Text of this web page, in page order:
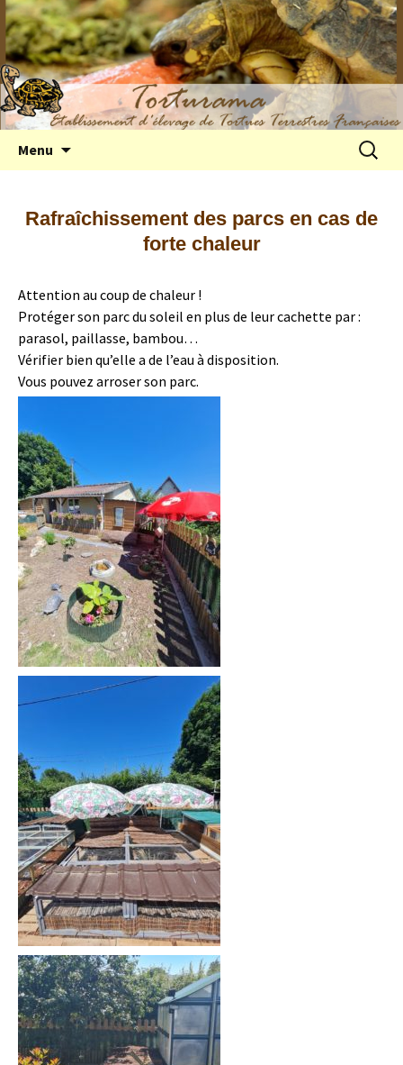
Elevage de tortues terrestres françaises
Hermann
Menu
Rafraîchissement des parcs en cas de
forte chaleur
Attention au coup de chaleur !
Protéger son parc du soleil en plus de leur cachette par :
parasol, paillasse, bambou…
Vérifier bien qu’elle a de l’eau à disposition.
Vous pouvez arroser son parc.